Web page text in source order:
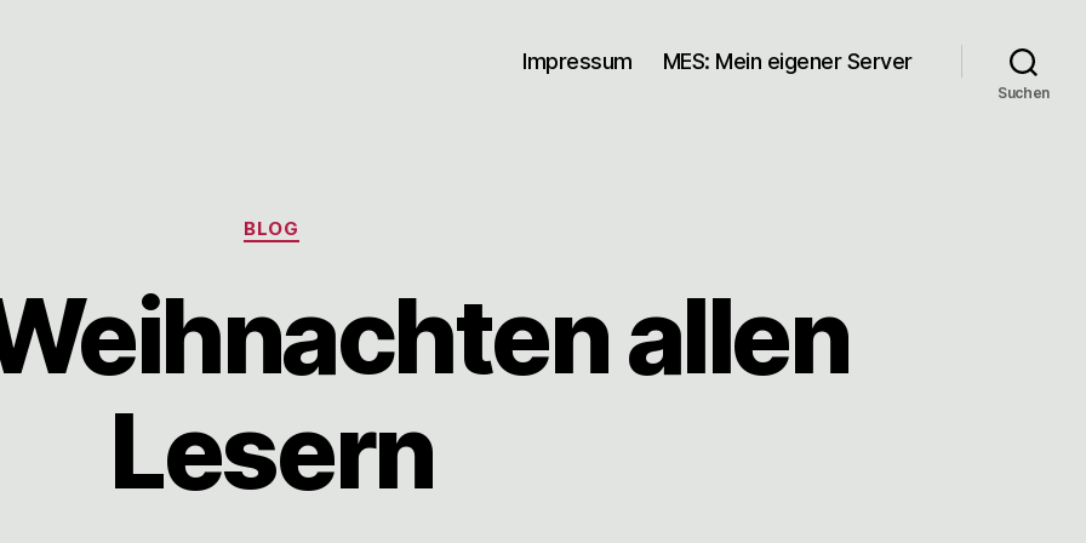
Impressum MES: Mein eigener Server
Suchen
Kategorien
BLOG
allen
Lesern